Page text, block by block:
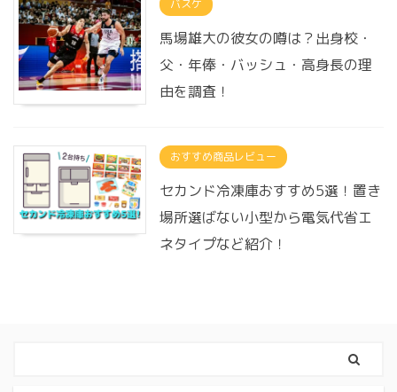
バスケ
馬場雄大の彼女の噂は？出身校・
父・年俸・バッシュ・高身長の理
由を調査！
おすすめ商品レビュー
セカンド冷凍庫おすすめ5選！置き
場所選ばない小型から電気代省エ
ネタイプなど紹介！